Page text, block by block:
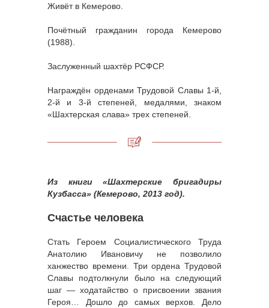
Живёт в Кемерово.
Почётный гражданин города Кемерово
(1988).
Заслуженный шахтёр РСФСР.
Награждён орденами Трудовой Славы 1-й,
2-й и 3-й степеней, медалями, знаком
«Шахтерская слава» трех степеней.
Из книги «Шахтерские бригадиры
Кузбасса» (Кемерово, 2013 год).
Счастье человека
Стать Героем Социалистического Труда
Анатолию Ивановичу не позволило
ханжество времени. Три ордена Трудовой
Славы подтолкнули было на следующий
шаг — ходатайство о присвоении звания
Героя… Дошло до самых верхов. Дело